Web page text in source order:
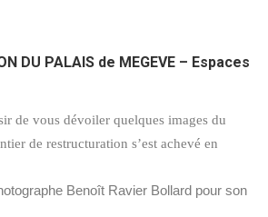
DU PALAIS de MEGEVE – Espaces
de vous dévoiler quelques images du
de restructuration s’est achevé en
Benoît Ravier Bollard pour son